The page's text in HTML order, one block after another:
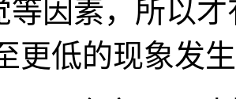
等因素，所以
更低的现象发